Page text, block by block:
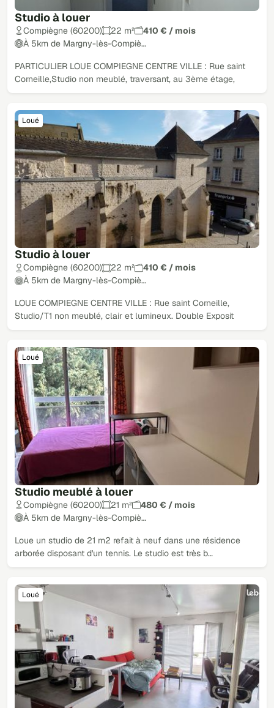
Studio à louer
Compiègne (60200) 22 m²
410 € / mois
À 5km de Margny-lès-Compiè…
PARTICULIER LOUE COMPIEGNE CENTRE VILLE : Rue saint
Corneille,Studio non meublé, traversant, au 3ème étage,
Studio à louer
Loué
Compiègne (60200) 22 m²
410 € / mois
À 5km de Margny-lès-Compiè…
LOUE COMPIEGNE CENTRE VILLE : Rue saint Corneille,
Studio/T1 non meublé, clair et lumineux. Double Exposit
Studio meublé à louer
Loué
Compiègne (60200) 21 m²
480 € / mois
À 5km de Margny-lès-Compiè…
Loue un studio de 21 m2 refait à neuf dans une résidence
arborée disposant d'un tennis. Le studio est très b…
Loué